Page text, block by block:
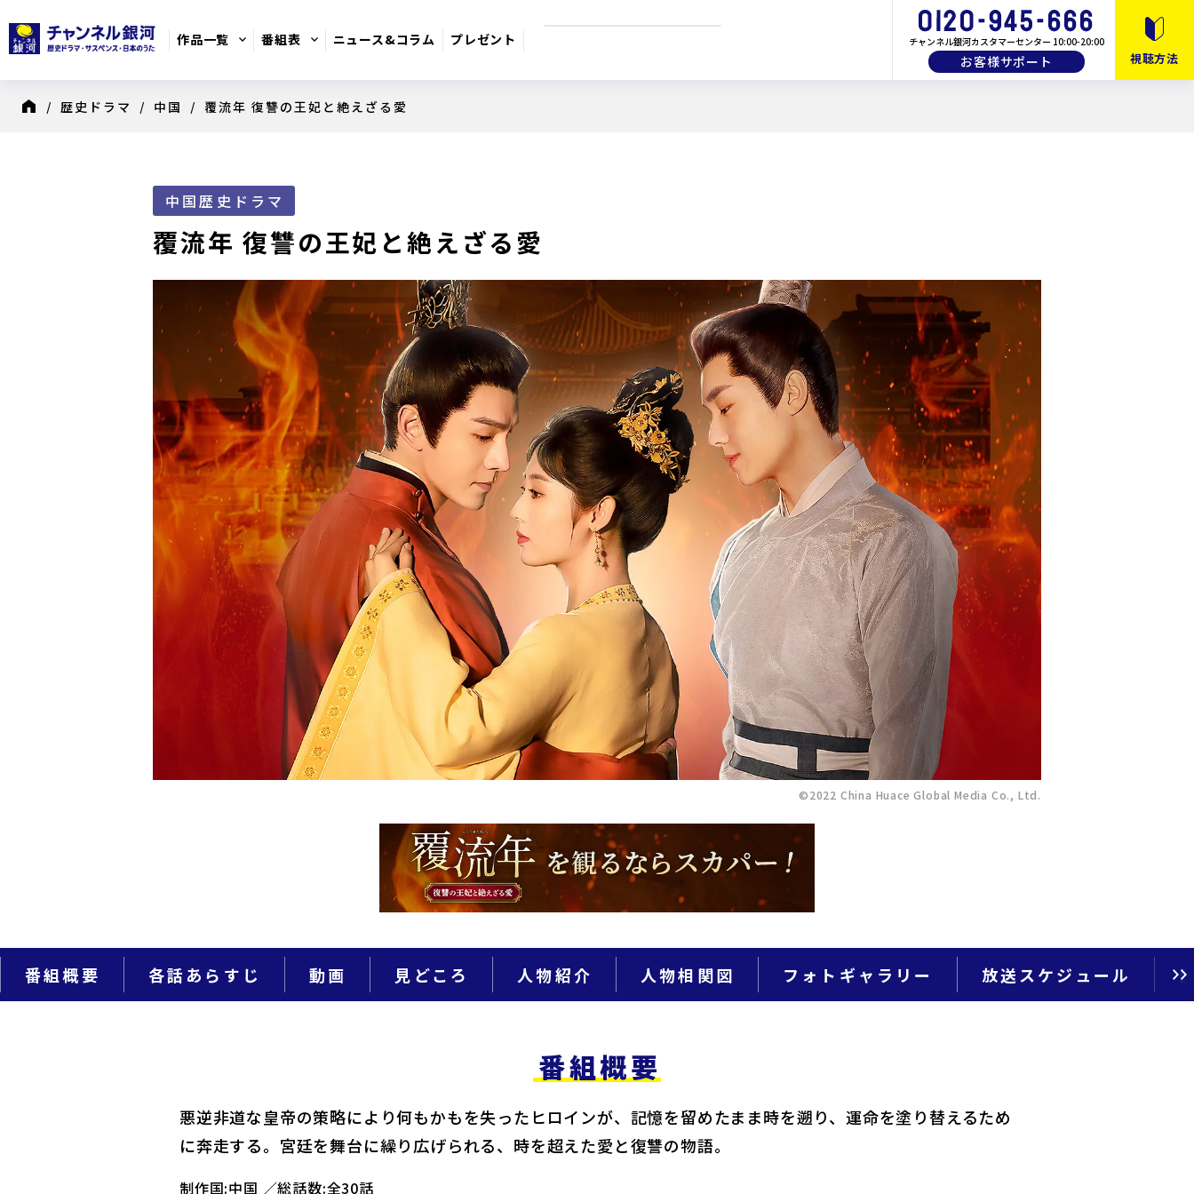
作品一覧 番組表 ニュース&コラム プレゼント チャンネル銀河カスタマーセンター 10:00-20:00
お客様サポート 視聴方法
歴史ドラマ
/ 歴史ドラマ / 中国 / 覆流年 復讐の王妃と絶えざる愛
中国歴史ドラマ
覆流年 復讐の王妃と絶えざる愛
©2022 China Huace Global Media Co., Ltd.
番組概要 各話あらすじ 動画 見どころ 人物紹介 人物相関図 フォトギャラリー 放送スケジュール
番組概要
悪逆非道な皇帝の策略により何もかもを失ったヒロインが、記憶を留めたまま時を遡り、運命を塗り替えるため
に奔走する。宮廷を舞台に繰り広げられる、時を超えた愛と復讐の物語。
制作国:中国 総話数:全30話